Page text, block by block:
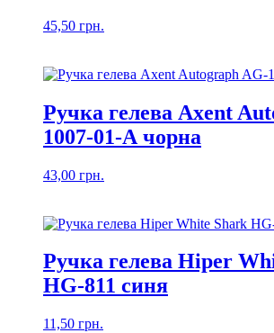
45,50 грн.
Ручка гелева Axent
1007-01-А чорна
43,00 грн.
Ручка гелева Hiper
HG-811 синя
11,50 грн.